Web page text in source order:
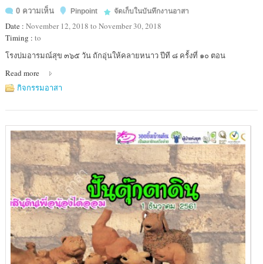
0 ความเห็น
Pinpoint จัดเก็บในบันทึกงานอาสา
Date : November 12, 2018 to November 30, 2018
Timing : to
Location
ศูนย์การค้า
ยู
มอลล์
(ห้า
แยก
ลาดพร้าว)
โรงบ่มอารมณ์สุข ๓๖๕ วัน ถักอุ่นให้คลายหนาว ปีที ๘ ครั้งที่ ๑๐ ตอน
Read more
กิจกรรมอาสา